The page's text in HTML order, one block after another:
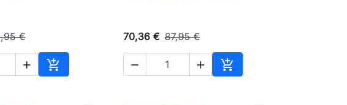
€
 
Ajouter au panier
70,36 € 87,95 €
  
Ajouter au panier